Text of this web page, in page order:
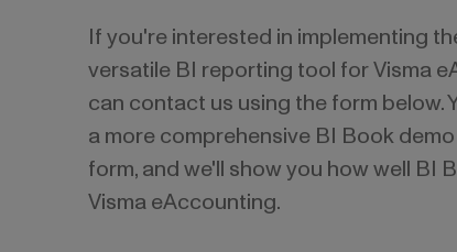
If you're interested in implementing
versatile BI reporting tool for Visma
can contact us using the form below.
a more comprehensive BI Book
form, and we'll show you how well BI
Visma eAccounting.